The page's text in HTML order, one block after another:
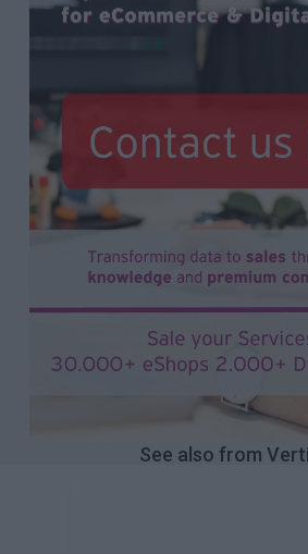
See also from